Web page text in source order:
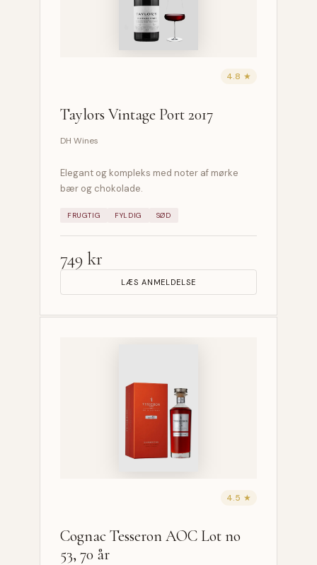
4.8 ★
Taylors Vintage Port 2017
DH Wines
Elegant og kompleks med noter af mørke
bær og chokolade.
FRUGTIG FYLDIG SØD
749 kr
LÆS ANMELDELSE
4.5 ★
Cognac Tesseron AOC Lot no
53, 70 år